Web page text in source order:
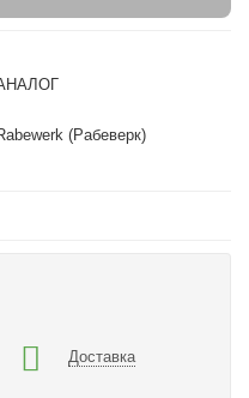
(Рабеверк)
Доставка